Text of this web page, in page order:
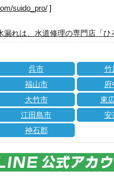
suido_pro/ ]
れは、水道修理の専門店「ひ
呉市 竹
福山市 府
大竹市 東
江田島市 安
神石郡